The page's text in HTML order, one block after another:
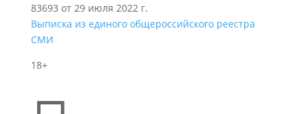
83693 от 29 июля 2022 г.
Выписка из единого общероссийского реестра
СМИ
18+